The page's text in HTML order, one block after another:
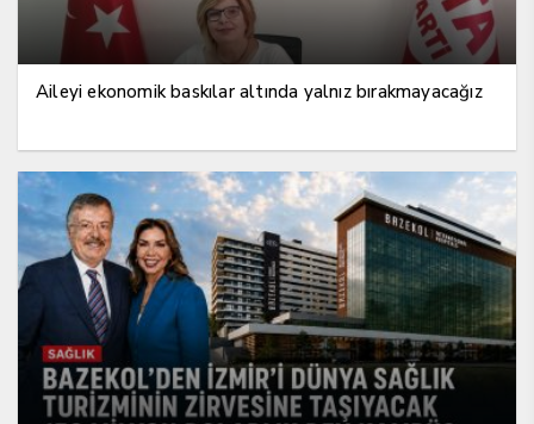
Aileyi ekonomik baskılar altında yalnız bırakmayacağız